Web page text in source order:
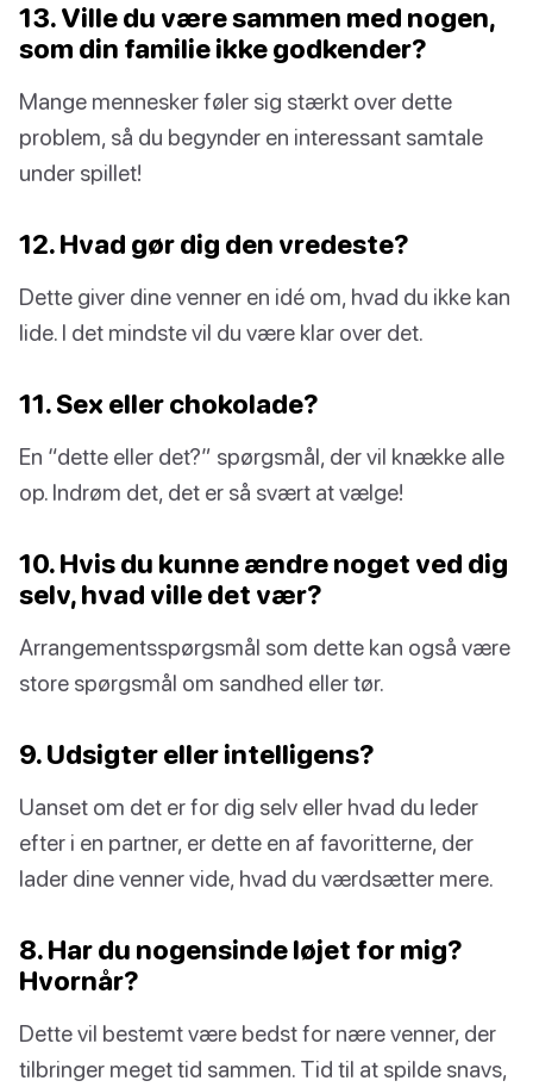
13. Ville du være sammen med nogen,
som din familie ikke godkender?
Mange mennesker føler sig stærkt over dette
problem, så du begynder en interessant samtale
under spillet!
12. Hvad gør dig den vredeste?
Dette giver dine venner en idé om, hvad du ikke kan
lide. I det mindste vil du være klar over det.
11. Sex eller chokolade?
En “dette eller det?” spørgsmål, der vil knække alle
op. Indrøm det, det er så svært at vælge!
10. Hvis du kunne ændre noget ved dig
selv, hvad ville det vær?
Arrangementsspørgsmål som dette kan også være
store spørgsmål om sandhed eller tør.
9. Udsigter eller intelligens?
Uanset om det er for dig selv eller hvad du leder
efter i en partner, er dette en af favoritterne, der
lader dine venner vide, hvad du værdsætter mere.
8. Har du nogensinde løjet for mig?
Hvornår?
Dette vil bestemt være bedst for nære venner, der
tilbringer meget tid sammen. Tid til at spilde snavs,